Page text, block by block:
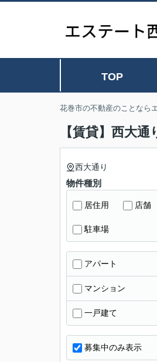
TOP
花巻市の不動産のことなら
【賃貸】西大通
西大通り
物件種別
居住用 店舗
駐車場
アパート
マンション
一戸建て
募集中のみ表示